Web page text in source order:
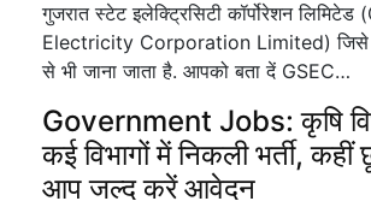
गुजरात स्टेट इलेक्ट्रिसिटी कॉर्पोरेशन
Electricity Corporation Limited) जिसे
से भी जाना जाता है. आपको बता दें GSEC…
Government Jobs: कृषि
कई विभागों में निकली भर्ती, कहीं
आप जल्द करें आवेदन